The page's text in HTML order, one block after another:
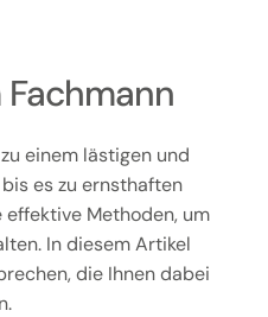
einem lästigen und
es zu ernsthaften
Methoden, um
In diesem Artikel
die Ihnen dabei